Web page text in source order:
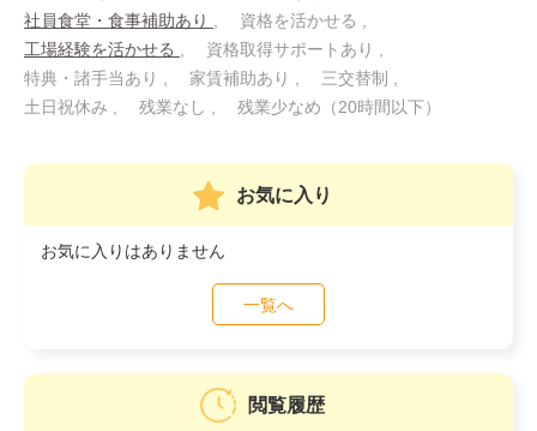
社員食堂・食事補助あり
資格を活かせる
工場経験を活かせる
資格取得サポートあり
特典・諸手当あり
家賃補助あり
三交替制
土日祝休み
残業なし 残業少なめ（20時間以下）
お気に入り
お気に入りはありません
一覧へ
閲覧履歴